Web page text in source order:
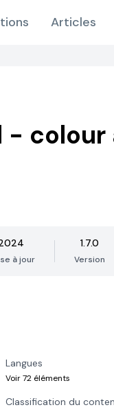
Articles
- colour
à jour
1.7.0
Version
Langues
Voir 72 éléments
Classification du